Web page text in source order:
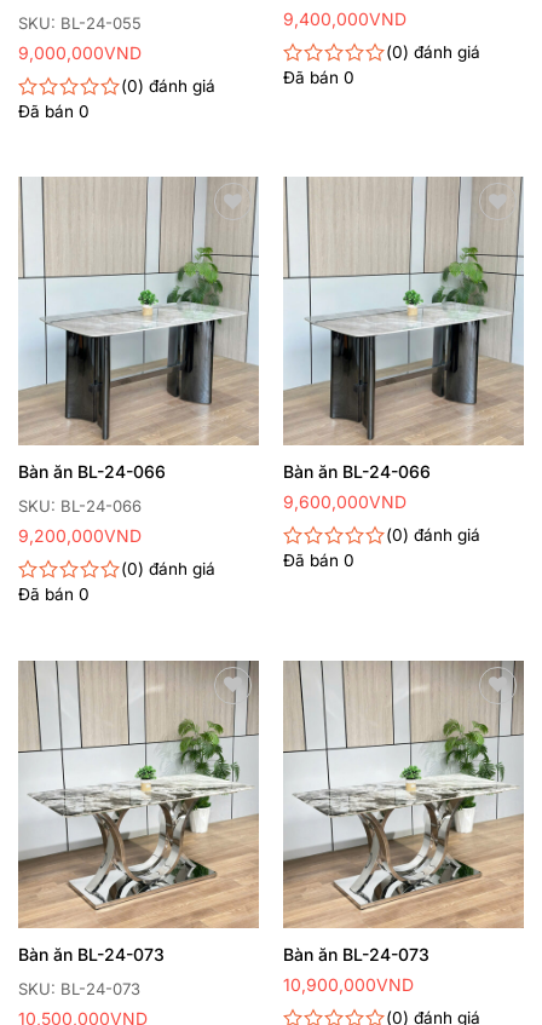
SKU: BL-24-055
Được
0
5
sao
0
đánh giá
Đã bán 0
9,000,000VND
Được
sao
0
đánh giá
Đã bán 0
9,400,000VND
yêu
thích
SKU: BL-24-066
Bàn ăn BL-24-066
Được
sao
0
đánh giá
Đã bán 0
9,200,000VND
yêu
thích
Bàn ăn BL-24-066
Được
sao
0
đánh giá
Đã bán 0
9,600,000VND
Thêm
yêu
thích
SKU: BL-24-073
Bàn ăn BL-24-073
10,500,000VND
Thêm
yêu
thích
Bàn ăn BL-24-073
0
đánh giá
10,900,000VND